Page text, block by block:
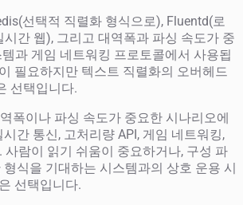
선택적 직렬화 형식으로), Fluentd(로
시간 웹), 그리고 대역폭과 파싱 속도가 중
과 게임 네트워킹 프로토콜에서 사용됩
필요하지만 텍스트 직렬화의 오버헤드
선택입니다.
폭이나 파싱 속도가 중요한 시나리오에
간 통신, 고처리량 API, 게임 네트워킹,
사람이 읽기 쉬움이 중요하거나, 구성 파
식을 기대하는 시스템과의 상호 운용 시
선택입니다.